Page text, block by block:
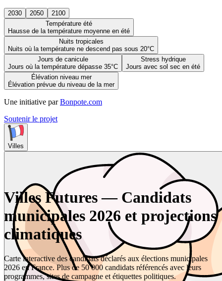
2030 2050
2100
Température été
Hausse de la température moyenne en été
Nuits tropicales
Nuits où la température ne descend pas sous 20°C
Jours de canicule
Jours où la température dépasse 35°C
Stress hydrique
Jours avec sol sec en été
Élévation niveau mer
Élévation prévue du niveau de la mer
Une initiative par Bonpote.com
Soutenir le projet
Villes
Villes Futures — Candidats
municipales 2026 et projections
climatiques
Carte interactive des candidats déclarés aux élections municipales
2026 en France. Plus de 50 000 candidats référencés avec leurs
programmes, sites de campagne et étiquettes politiques.